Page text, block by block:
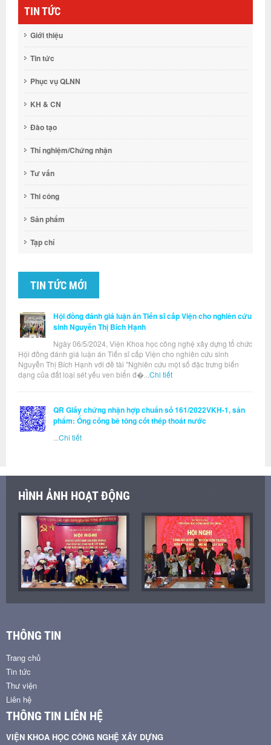
TIN TỨC
Giới thiệu
Tin tức
Phục vụ QLNN
KH & CN
Đào tạo
Thí nghiệm/Chứng nhận
Tư vấn
Thi công
Sản phẩm
Tạp chí
TIN TỨC MỚI
Hội đồng đánh giá luận án Tiến sĩ cấp Viện cho nghiên cứu
sinh Nguyễn Thị Bích Hạnh
Ngày 06/5/2024, Viện Khoa học công nghệ xây dựng tổ chức
Hội đồng đánh giá luận án Tiến sĩ cấp Viện cho nghiên cứu sinh
Nguyễn Thị Bích Hạnh với đề tài "Nghiên cứu một số đặc trưng biến
dạng của đất loại sét yếu ven biển đ�... Chi tiết
QR Giấy chứng nhận hợp chuẩn số 161/2022VKH-1, sản
phẩm: Ống cống bê tông cốt thép thoát nước
Chi tiết
HÌNH ẢNH HOẠT ĐỘNG
THÔNG TIN
Trang chủ
Tin tức
Thư viện
Liên hệ
THÔNG TIN LIÊN HỆ
VIỆN KHOA HỌC CÔNG NGHỆ XÂY DỰNG